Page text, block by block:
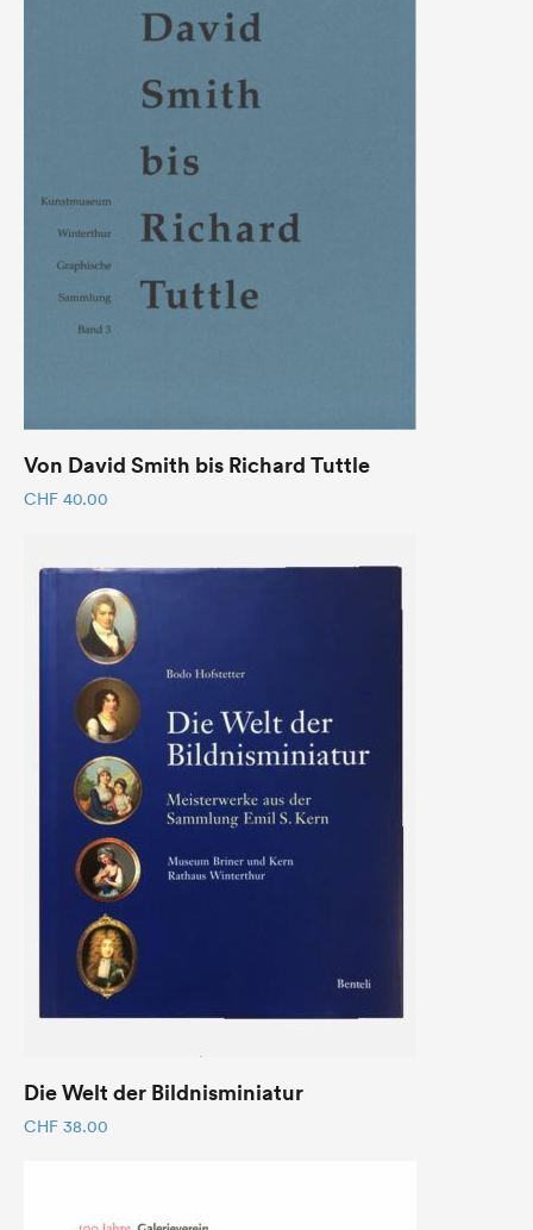
Von David Smith bis Richard Tuttle
CHF 40.00
Die Welt der Bildnisminiatur
CHF 38.00